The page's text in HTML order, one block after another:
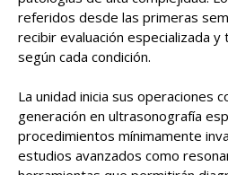
referidos desde las primeras
recibir evaluación especializada
según cada condición.
La unidad inicia sus operaciones
generación en ultrasonografía
procedimientos mínimamente
estudios avanzados como